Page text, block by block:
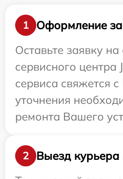
1
Оформление
Оставьте заявку на
сервисного центра
сервиса свяжется
уточнения
ремонта Вашего
2
Выезд курьера